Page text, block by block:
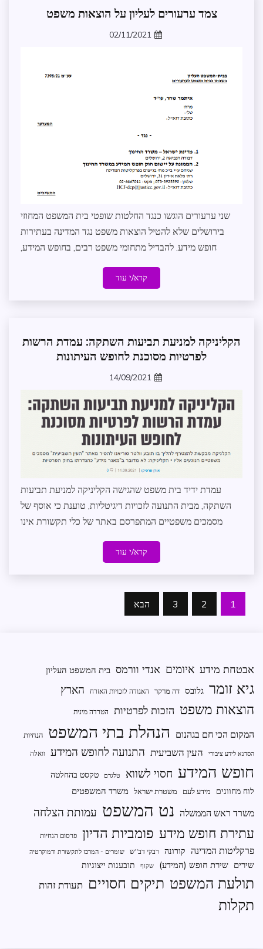
לדרך
חופש
משפט
צמד ערעורים לעליון על הוצאות משפט
02/11/2021
שני ערעורים הוגשו כנגד החלטות שופטי בית המשפט המחוזי
בירושלים שלא להטיל הוצאות משפט נגד המדינה בעתירות
חופש מידע. להבדיל מתחומי משפט רבים, בחופש המידע,
קרא/י עוד
מדיניות
וקשרי
משפט
עדכונים
במרחב
פסיקה
שותפים
לדרך
הקליניקה למניעת תביעות השתקה: עמדת הרשות
לפרטיות מסוכנת לחופש העיתונות
14/09/2021
עמדת ידיד בית משפט שהגישה הקליניקה למניעת תביעות
השתקה, מבית התנועה לזכויות דיגיטליות, טוענת כי אוסף של
מסמכים משפטיים המתפרסם באתר של כלי תקשורת אינו
קרא/י עוד
Posts
1
2
3 הבא
אבטחת מידע איומים אנדי וורמס בית המשפט העליון
גיא זומר גלובס דה מרקר האגודה לזכויות האזרח הארץ
הוצאות משפט הזכות לפרטיות הטרדה מינית
המקום הכי חם בגהנום הנהלת בתי המשפט הנחיות
הסדנא לידע ציבורי העין השביעית התנועה לחופש המידע וואלה
חופש המידע חסוי לשווא טלגרם
טקסט בהחלטה
לוח מחוונים
מידע לעם משטרת ישראל משרד המשפטים
משרד ראש הממשלה נט המשפט עמותת הצלחה
עתירת חופש מידע פומביות הדיון פרסום הנחיות
פרקליטות המדינה קורונה רבקי דב"ש שומרים - המרכז לתקשורת ודמוקרטיה
שירים שירת חופש (המידע) שקוף תובענות ייצוגיות
תולעת המשפט תיקים חסויים תעודת זהות
תקלות